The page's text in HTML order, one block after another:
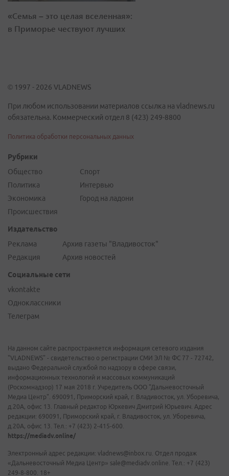
«Семья – это целая вселенная»:
в Приморье чествуют лучших
© 1997 - 2026 VLADNEWS
При любом использовании материалов ссылка на vladnews.ru
обязательна. Коммерческий отдел 8 (423) 249-8800
Политика обработки персональных данных
Рубрики
Общество
Политика
Экономика
Происшествия
Спорт
Интервью
Город на ладони
Издательство
Реклама
Редакция
Архив газеты "Владивосток"
Архив новостей
Социальные сети
vkontakte
Одноклассники
Телеграм
На данном сайте распространяется информация сетевого издания
"VLADNEWS" - свидетельство о регистрации СМИ ЭЛ № ФС 77 - 72742,
выдано Федеральной службой по надзору в сфере связи,
информационных технологий и массовых коммуникаций
(Роскомнадзор) 17 мая 2018 г. Учредитель ООО "Дальневосточный
Медиа Центр". 690091, Приморский край, г. Владивосток, ул. Уборевича,
д.20А, офис 13. Главный редактор Юркевич Дмитрий Юрьевич. Адрес
редакции: 690091, Приморский край, г. Владивосток, ул. Уборевича,
д.20А, офис 13. Тел.: +7 (423) 2-415-600.
https://mediadv.online/
Электронный адрес редакции: vladnews@inbox.ru. Отдел продаж
«Дальневосточный Медиа Центр» sale@mediadv.online. Тел.: +7 (423)
249-8-800. 18+